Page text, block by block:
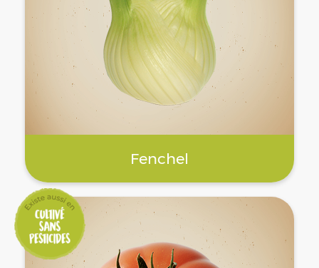
Fenchel